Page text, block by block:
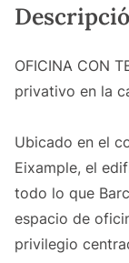
OFICINA CON
privativo en la
Ubicado en el
Eixample, el
todo lo que
espacio de
privilegio